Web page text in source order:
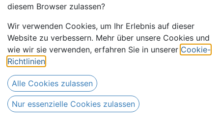
SALE
Fliege Cap Waxprint 2
diesem Browser zulassen?
Wir verwenden Cookies, um Ihr Erlebnis auf dieser
Website zu verbessern. Mehr über unsere Cookies und
wie wir sie verwenden, erfahren Sie in unserer Cookie-
Richtlinien
Alle Cookies zulassen
Nur essenzielle Cookies zulassen